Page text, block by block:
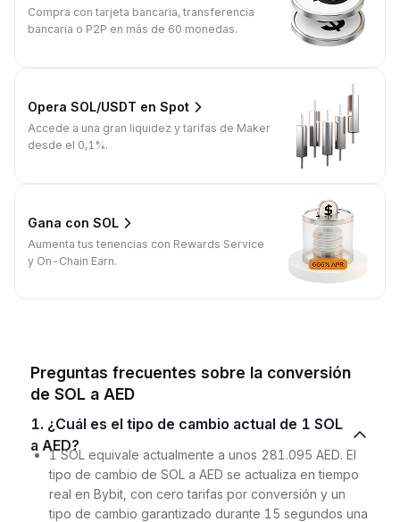
Compra con tarjeta bancaria, transferencia
bancaria o P2P en más de 60 monedas.
Opera SOL/USDT en Spot
Accede a una gran liquidez y tarifas de Maker
desde el 0,1%.
Gana con SOL
Aumenta tus tenencias con Rewards Service
y On-Chain Earn.
Preguntas frecuentes sobre la conversión
de SOL a AED
1. ¿Cuál es el tipo de cambio actual de 1 SOL
a AED?
1 SOL equivale actualmente a unos 281.095 AED. El
tipo de cambio de SOL a AED se actualiza en tiempo
real en Bybit, con cero tarifas por conversión y un
tipo de cambio garantizado durante 15 segundos una